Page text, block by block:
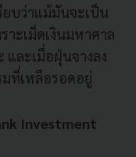
ยบว่าแม้มันจะเป็น
าะเม็ดเงินมหาศาล
ละเมื่อฝุ่นจางลง
ที่เหลือรอดอยู่
Investment